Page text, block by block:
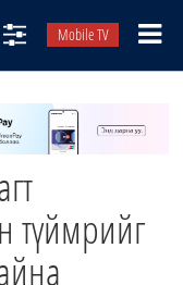
Mobile TV
түймрийг